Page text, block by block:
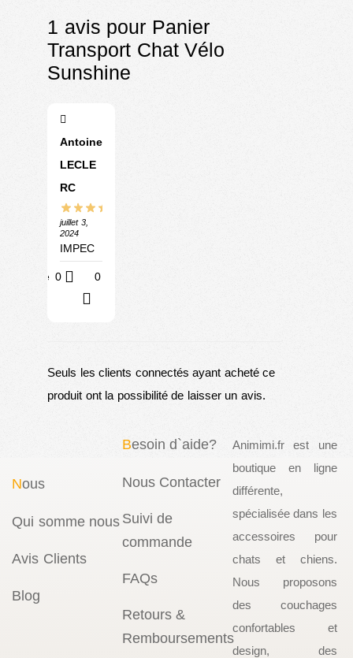
1 avis pour Panier
Transport Chat Vélo
Sunshine
Antoine
LECLE
RC
juillet 3,
2024
IMPEC
Utile 0 0
Seuls les clients connectés ayant acheté ce
produit ont la possibilité de laisser un avis.
Nous
Qui somme nous
Avis Clients
Blog
Besoin d`aide?
Nous Contacter
Suivi de
commande
FAQs
Retours &
Remboursements
Animimi.fr est une
boutique en ligne
différente,
spécialisée dans les
accessoires pour
chats et chiens.
Nous proposons
des couchages
confortables et
design, des